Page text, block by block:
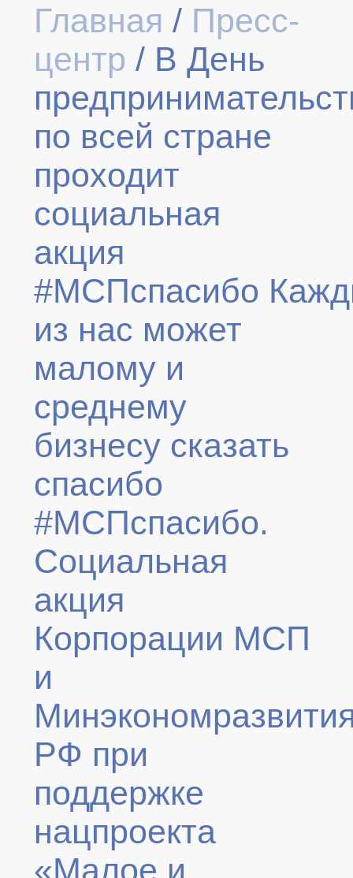
Главная / Пресс-
центр / В День
по всей стране
проходит
социальная
акция
#МСПспасибо
из нас может
малому и
среднему
бизнесу сказать
спасибо
#МСПспасибо.
Социальная
акция
Корпорации МСП
и
РФ при
поддержке
нацпроекта
«Малое и